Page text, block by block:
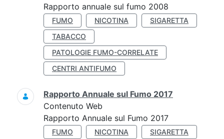
Rapporto annuale sul fumo 2008
FUMO NICOTINA
SIGARETTA
TABACCO
PATOLOGIE FUMO-CORRELATE
CENTRI ANTIFUMO
Rapporto Annuale sul Fumo 2017
Contenuto Web
Rapporto Annuale sul Fumo 2017
FUMO NICOTINA
SIGARETTA